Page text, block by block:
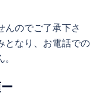
んのでご了承下さ
となり、お電話での